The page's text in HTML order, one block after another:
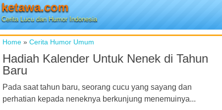
ketawa.com
Cerita Lucu dan Humor Indonesia
Home » Cerita Humor Umum
Hadiah Kalender Untuk Nenek di Tahun
Baru
Pada saat tahun baru, seorang cucu yang sayang dan
perhatian kepada neneknya berkunjung menemuinya...